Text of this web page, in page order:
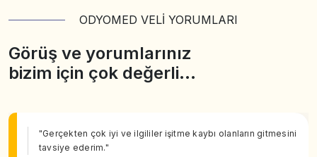
ODYOMED VELİ YORUMLARI
Görüş ve yorumlarınız
bizim için çok değerli…
"Gerçekten çok iyi ve ilgililer işitme kaybı olanların gitmesini
tavsiye ederim."